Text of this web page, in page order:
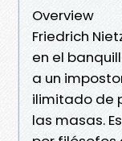
Overview
Friedrich
en el
a un
ilimitado de
las masas.